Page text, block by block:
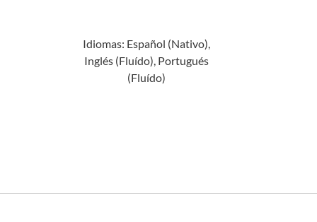
Idiomas: Español (Nativo),
Inglés (Fluído), Portugués
(Fluído)